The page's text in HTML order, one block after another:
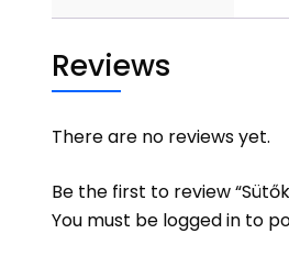
Reviews
There are no reviews yet.
Be the first to review
You must be logged in to